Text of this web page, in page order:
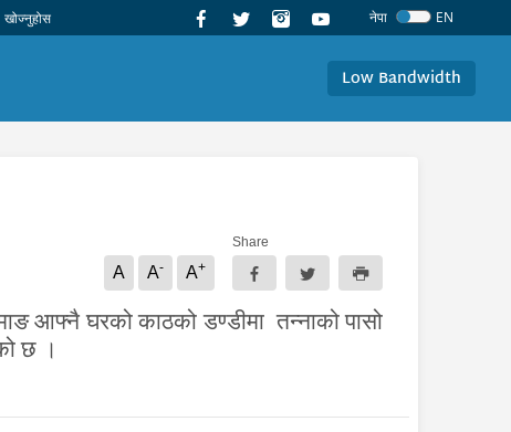
नेपा EN
Low Bandwidth
A A- A+
Share
आफ्नै घरको काठको डण्डीमा तन्नाको पासो
छ ।